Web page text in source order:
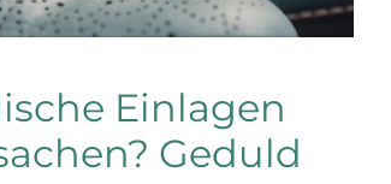
Einlagen
Geduld